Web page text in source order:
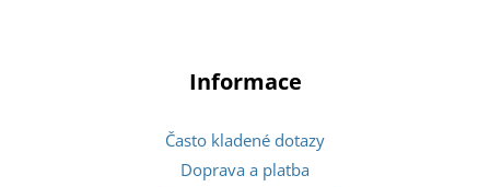
Informace
Často kladené dotazy
Doprava a platba